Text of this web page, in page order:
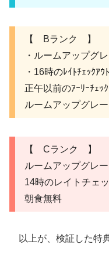
【 Bランク 】
・ルームアップグ
・16時のﾚｲﾄﾁｪｯｸｱｳﾄ
正午以前のｱｰﾘｰﾁｪｯ
ルームアップグレー
【 Cランク 】
ルームアップグレ
14時のレイトチェ
朝食無料
以上が、検証した特